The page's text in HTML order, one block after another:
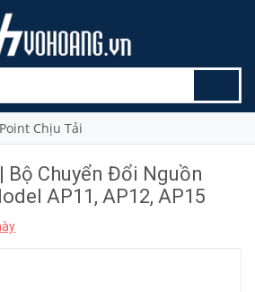
Chịu Tải
Bộ Chuyển Đổi Nguồn
AP11, AP12, AP15